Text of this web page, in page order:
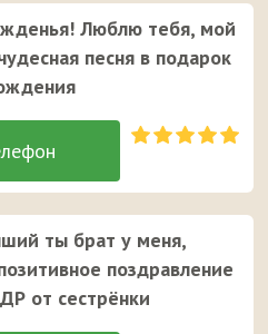
Люблю тебя, мой
песня в подарок
ты брат у меня,
поздравление
от сестрёнки